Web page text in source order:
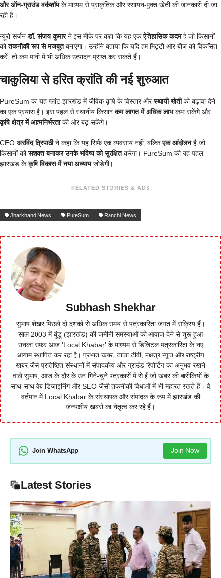
और ऑन-ग्राउंड वर्कशॉपके माध्यम से प्राकृतिक और रसायन-मुक्त खेती की जानकारी दी जा
रही है।
न्यूरो सर्जनडॉ. संजय कुमारने इस मौके पर कहा कि यह एकऐतिहासिक कदमहै जो किसानों
कोतकनीकी रूप से मजबूतबनाएगा। उन्होंने बताया कि यदि हम मिट्टी और बीज को विकसित
करें, तो कम पानी में भी अधिक उत्पादन प्राप्त कर सकते हैं।
चाकुलिया से हरित क्रांति की नई शुरुआत
PureSum का यह प्लांट झारखंड में जैविक कृषि के विस्तार औरस्थायी खेतीको बढ़ावा देने
का एक प्रयास है। इस पहल से स्थानीय किसानकम लागत में अधिक लाभकमा सकेंगे और
कृषि क्षेत्र में आत्मनिर्भरताकी ओर बढ़ सकेंगे।
CEO अरविंद त्रिपाठीने कहा कि यह सिर्फ एक व्यवसाय नहीं, बल्किएक आंदोलनहै जो
किसानों कोसशक्त बनाकर उनके भविष्य को सुरक्षितकरेगा। PureSum की यह पहल
झारखंड केकृषि विकास में नया अध्यायजोड़ेगी।
RELATED STORIES & ADS
Jharkhand News PureSum Ranchi News
Subhash Shekhar
सुभाष शेखर पिछले दो दशकों से अधिक समय से पत्रकारिता जगत में सक्रिय हैं।
साल 2003 में बुंडू (झारखंड) की जमीनी समस्याओं को आवाज देने से शुरू हुआ
उनका सफर आज 'Local Khabar' के माध्यम से डिजिटल पत्रकारिता के नए
आयाम स्थापित कर रहा है। प्रभात खबर, ताजा टीवी, नक्षत्र न्यूज और राष्ट्रीय
खबर जैसे प्रतिष्ठित संस्थानों में संपादकीय और ग्राउंड रिपोर्टिंग का अनुभव रखने
वाले सुभाष, आज के दौर के उन गिने-चुने पत्रकारों में से हैं जो खबर की बारीकियों के
साथ-साथ वेब डिजाइनिंग और SEO जैसी तकनीकी विधाओं में भी महारत रखते हैं। वे
वर्तमान में Local Khabar के संस्थापक और संपादक के रूप में झारखंड की
जनपक्षीय खबरों का नेतृत्व कर रहे हैं।
Join WhatsApp Join Now
Latest Stories